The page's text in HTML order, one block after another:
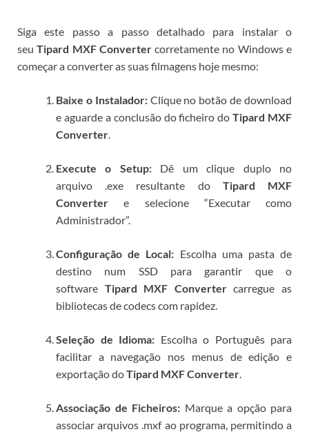
Siga este passo a passo detalhado para instalar o
seuTipard MXF Convertercorretamente no Windows e
começar a converter as suas filmagens hoje mesmo:
Baixe o Instalador:Clique no botão de download
e aguarde a conclusão do ficheiro doTipard MXF
Converter
Execute o Setup:Dê um clique duplo no
arquivo
.exe resultante do Tipard MXF
Converter e selecione “Executar como
Administrador”.
Configuração de Local: Escolha uma pasta de
destino num SSD para garantir que o
software Tipard MXF Convertercarregue as
bibliotecas de codecs com rapidez.
Seleção de Idioma: Escolha o Português para
facilitar a navegação nos menus de edição e
exportação doTipard MXF Converter
Associação de Ficheiros: Marque a opção para
associar arquivos .mxf ao programa, permitindo a